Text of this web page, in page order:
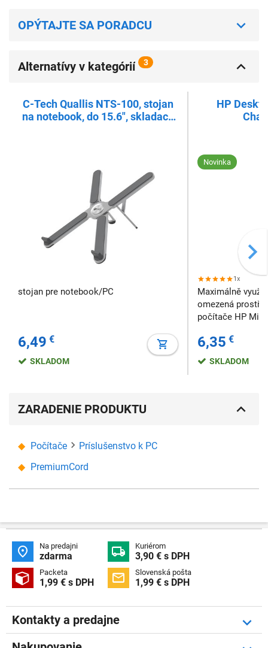
OPÝTAJTE SA PORADCU
Alternatívy v kategórií 3
C-Tech Quallis NTS-100, stojan
na notebook, do 15.6", skladací,
stojan pre notebook/PC
6,49 €
SKLADOM
HP
Novinka
1x
Maximálně
omezená
počítače HP
svislé poloze.
umístěním
6,35 €
SKLADOM
ZARADENIE PRODUKTU
Počítače
Príslušenstvo k PC
PremiumCord
 Na predajni
zdarma  Kuriérom
3,90 € s DPH
 Packeta
1,99 € s DPH  Slovenská pošta
1,99 € s DPH
Kontakty a predajne